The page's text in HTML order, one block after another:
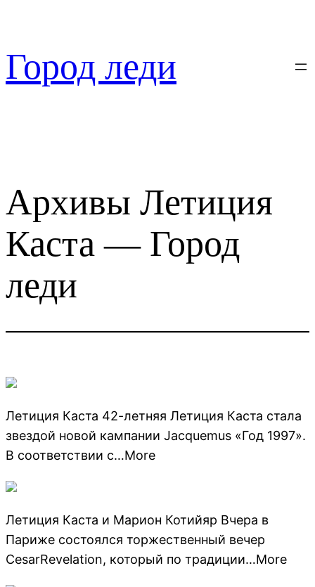
содержимому
Город леди
Архивы Летиция
Каста — Город
леди
Летиция Каста 42-летняя Летиция Каста стала
звездой новой кампании Jacquemus «Год 1997».
В соответствии с…More
Летиция Каста и Марион Котийяр Вчера в
Париже состоялся торжественный вечер
CesarRevelation, который по традиции…More